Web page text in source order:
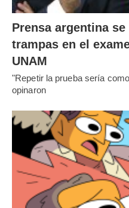
Prensa argentina
trampas en el
UNAM
"Repetir la prueba sería
opinaron